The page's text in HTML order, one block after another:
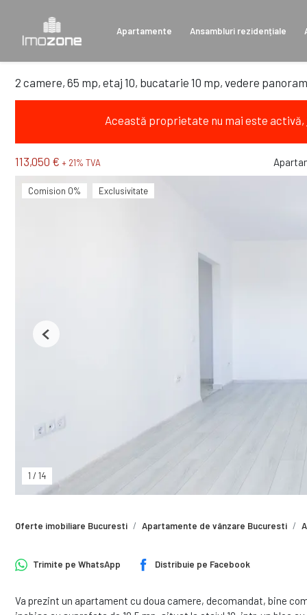
Apartamente Ansambluri rezidențiale
2 camere, 65 mp, etaj 10, bucatarie 10 mp, vedere
Această proprietate nu mai este activă,
113,050 € + 21% TVA
Comision 0% Exclusivitate
1 / 14
Previous
Oferte imobiliare Bucuresti Apartamente de vânzare Bucuresti
Trimite pe WhatsApp Distribuie pe Facebook
Va prezint un apartament cu doua camere, decomandat, bine